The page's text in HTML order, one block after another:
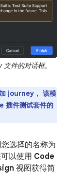
件的对话框。
journey， 该模
插件测试套件的
选择的名称为
以使用 Code
视图获得简